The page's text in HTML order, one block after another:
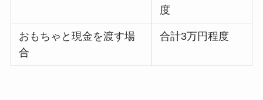
度
おもちゃと現金を渡す場
合
合計3万円程度